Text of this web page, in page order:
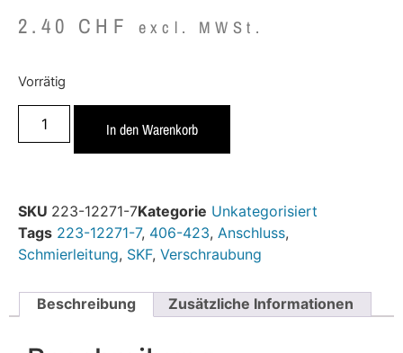
2.40 CHF excl. MWSt.
Vorrätig
In den Warenkorb
SKU 223-12271-7Kategorie Unkategorisiert
Tags 223-12271-7, 406-423, Anschluss,
Schmierleitung, SKF, Verschraubung
Beschreibung Zusätzliche Informationen